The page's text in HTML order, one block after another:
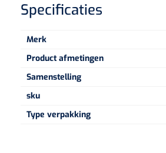
Specificaties
Merk
Product afmetingen
Samenstelling
sku
Type verpakking